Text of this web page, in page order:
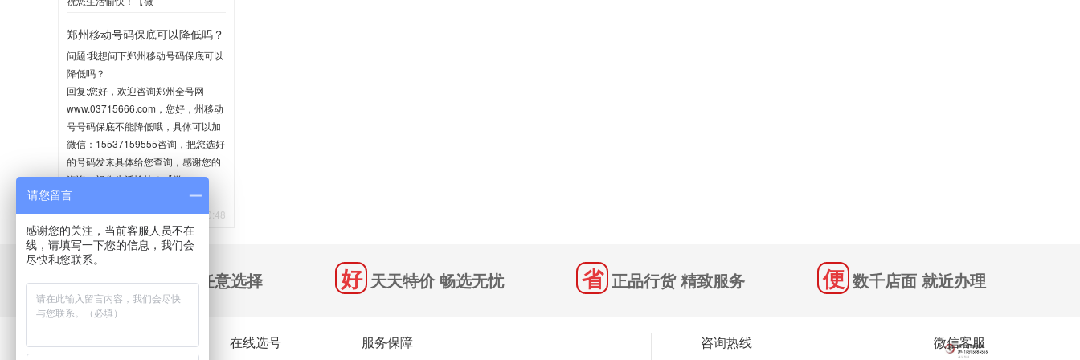
2020-06-02 10:35
郑州移动号码保底可以降低吗？
问题:我想问下郑州移动号码保底可以
降低吗？
回复:您好，欢迎咨询郑州全号网
www.03715666.com，您好，州移动
号号码保底不能降低哦，具体可以加
微信：15537159555咨询，把您选好
的号码发来具体给您查询，感谢您的
咨询，祝您生活愉快！【微
信:15537159555】
2020-05-21 10:48
千万号码 任意选择 天天特价 畅选无忧 正品行货 精致服务 数千店面 就近办理
关于我们 在线选号 服务保障 微信客服
咨询热线
请您留言
感谢您的关注，当前客服人员不在
线，请填写一下您的信息，我们会
尽快和您联系。